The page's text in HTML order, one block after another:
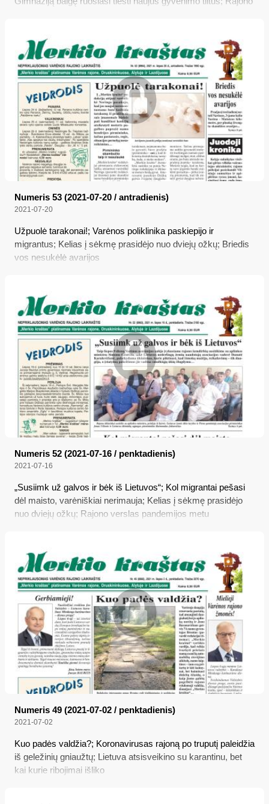
Numeris 53 (2021-07-20 / antradienis)
2021-07-20
Užpuolė tarakonai!; Varėnos poliklinika paskiepijo ir
migrantus; Kelias į sėkmę prasidėjo nuo dviejų ožkų; Briedis
vos nesukėlė avarijos
Numeris 52 (2021-07-16 / penktadienis)
2021-07-16
„Susiimk už galvos ir bėk iš Lietuvos“; Kol migrantai pešasi
dėl maisto, varėniškiai nerimauja; Kelias į sėkmę prasidėjo
nuo dviejų ožkų; Rajono verslas pandemijos metu
Numeris 49 (2021-07-02 / penktadienis)
2021-07-02
Kuo padės valdžia?; Koronavirusas rajoną po truputį paleidžia
iš geležinių gniaužtų; Lietuva atsisveikino su karantinu, bet
kai kurie ribojimai išliko